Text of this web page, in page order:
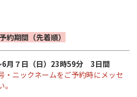
約期間（先着順）
6月７日（日）23時59分 3日間
ニックネームをご予約時にメッセ